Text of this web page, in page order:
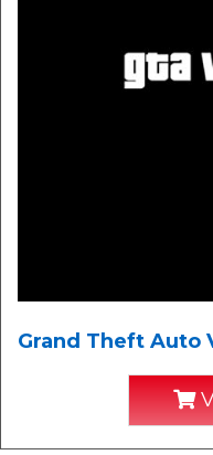
Grand Theft Auto